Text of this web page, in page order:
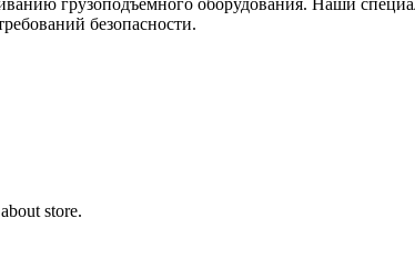
грузоподъемного оборудования. Наши
безопасности.
store.